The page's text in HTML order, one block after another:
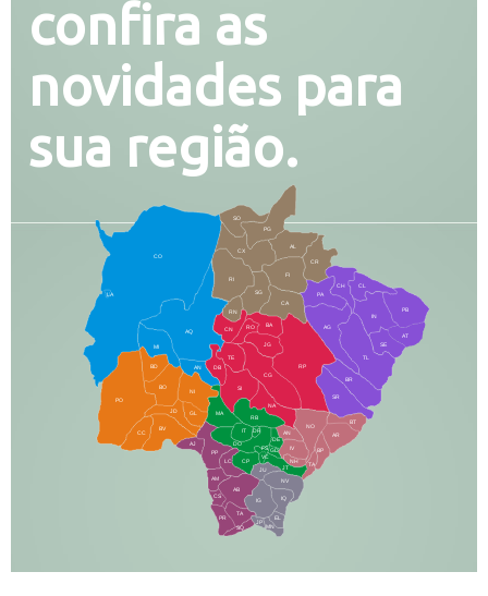
confira as
novidades para
sua região.
CO
AQ
MI
AN
CX
RI
AL
CR
FI
SG
BA
CA
PA
CH CL
PB
SE
TL
AG
BR
SR
BT
AR
RP
RO
JG
CG
SI
NA
TA
NH
JT
RB
MA
IT
DR
DO
CP
JU
NV
IQ
EL
BD
BO
NI
JD
PO
BV
CC
PP
AJ
LC
AM
AB
JP
DB
TE
CS
PR
TA
SQ
IG
MN
IN
NO
BP
RN
CN
GL
AN
IV
FS
VC
GD
DE
AT
PG
SO
LA